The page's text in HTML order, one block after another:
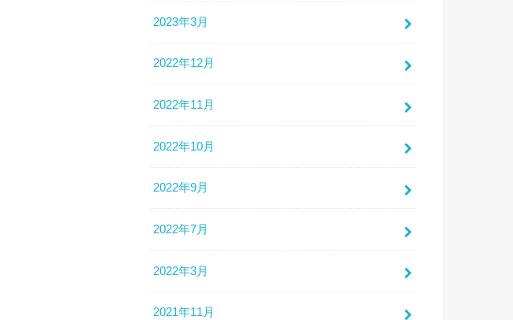
2023年3月
2022年12月
2022年11月
2022年10月
2022年9月
2022年7月
2022年3月
2021年11月